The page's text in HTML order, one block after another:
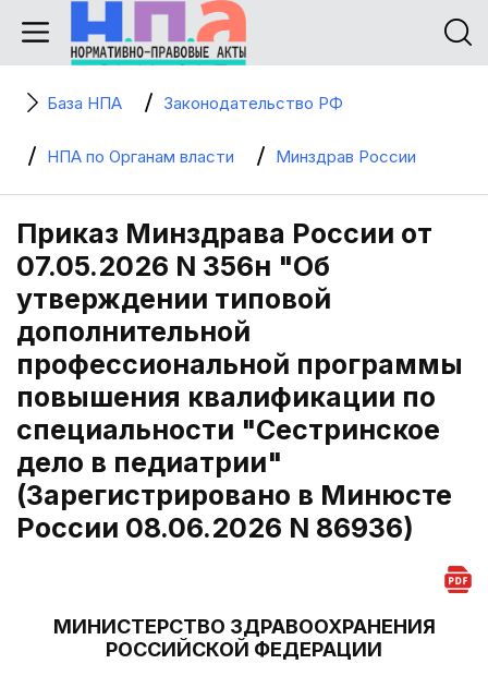
База НПА Законодательство РФ
НПА по Органам власти Минздрав России
Приказ Минздрава России от
07.05.2026 N 356н "Об
утверждении типовой
дополнительной
профессиональной программы
повышения квалификации по
специальности "Сестринское
дело в педиатрии"
(Зарегистрировано в Минюсте
России 08.06.2026 N 86936)
МИНИСТЕРСТВО ЗДРАВООХРАНЕНИЯ
РОССИЙСКОЙ ФЕДЕРАЦИИ